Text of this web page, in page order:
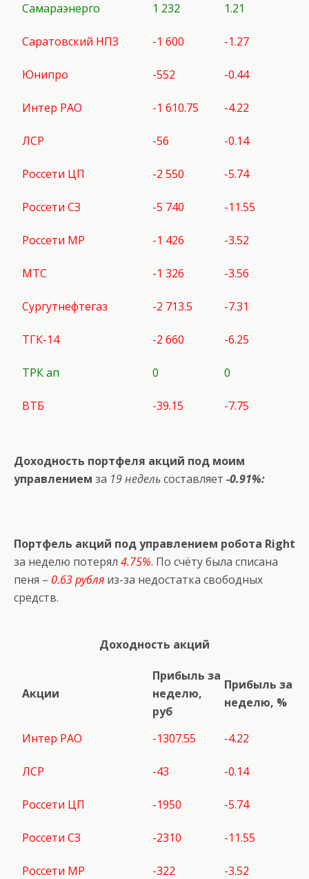
Самараэнерго 1 232 1.21
Саратовский НПЗ -1 600 -1.27
Юнипро -552 -0.44
Интер РАО -1 610.75 -4.22
ЛСР -56 -0.14
Россети ЦП -2 550 -5.74
Россети СЗ -5 740 -11.55
Россети МР -1 426 -3.52
МТС -1 326 -3.56
Сургутнефтегаз -2 713.5 -7.31
ТГК-14 -2 660 -6.25
ТРК ап 0 0
ВТБ -39.15 -7.75
Доходность портфеля акций под моим
управлением за 19 недельсоставляет -0.91%:
Портфель акций под управлением робота Right
за неделю потерял 4.75%. По счёту была списана
пеня – 0.63 рубля из-за недостатка свободных
средств.
Доходность акций
Акции
Прибыль за
неделю,
руб
Прибыль за
неделю, %
Интер РАО -1307.55 -4.22
ЛСР -43 -0.14
Россети ЦП -1950 -5.74
Россети СЗ -2310 -11.55
Россети МР -322 -3.52